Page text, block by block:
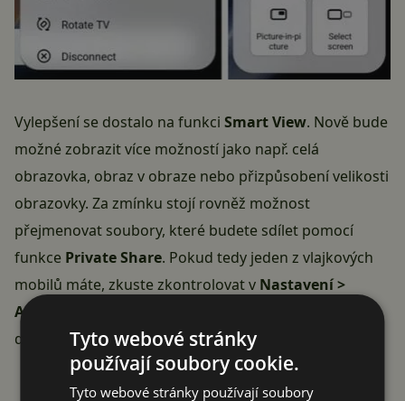
Vylepšení se dostalo na funkci Smart View. Nově bude
možné zobrazit více možností jako např. celá
obrazovka, obraz v obraze nebo přizpůsobení velikosti
obrazovky. Za zmínku stojí rovněž možnost
přejmenovat soubory, které budete sdílet pomocí
funkce Private Share. Pokud tedy jeden z vlajkových
mobilů máte, zkuste zkontrolovat v Nastavení >
Aktualizace softwaru
dispozici.
Reklama
Tyto webové stránky
používají soubory cookie.
Tyto webové stránky používají soubory